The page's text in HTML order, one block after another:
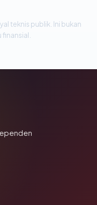
teknis publik. Ini bukan